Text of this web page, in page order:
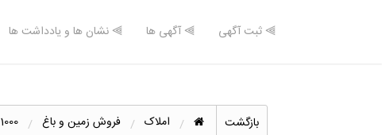
⫸ ثبت آگهی ⫸ آگهی ها ⫸ نشان ها و یادداشت ها
بازگشت املاک فروش زمین و باغ 1000 متر زمین کشاورزی جاده کیاکلا